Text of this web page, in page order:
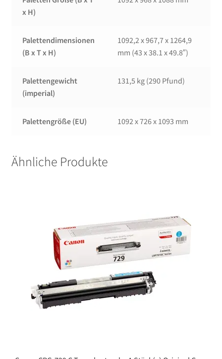
x H)
Palettendimensionen
(B x T x H)
1092,2 x 967,7 x 1264,9
mm (43 x 38.1 x 49.8″)
Palettengewicht
(imperial)
131,5 kg (290 Pfund)
Palettengröße (EU) 1092 x 726 x 1093 mm
Ähnliche Produkte